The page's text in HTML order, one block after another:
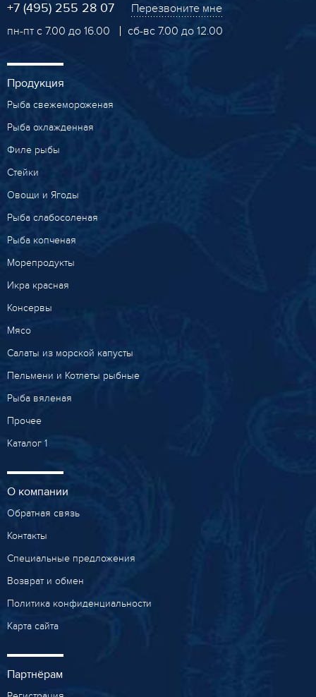
+7 (495) 255 28 07
Перезвоните мне
пн-пт с 7.00 до 16.00
сб-вс 7.00 до 12.00
Продукция
Рыба свежемороженая
Рыба охлажденная
Филе рыбы
Стейки
Овощи и Ягоды
Рыба слабосоленая
Рыба копченая
Морепродукты
Икра красная
Консервы
Мясо
Салаты из морской капусты
Пельмени и Котлеты рыбные
Рыба вяленая
Прочее
Каталог 1
О компании
Обратная связь
Контакты
Специальные предложения
Возврат и обмен
Политика конфиденциальности
Карта сайта
Партнёрам